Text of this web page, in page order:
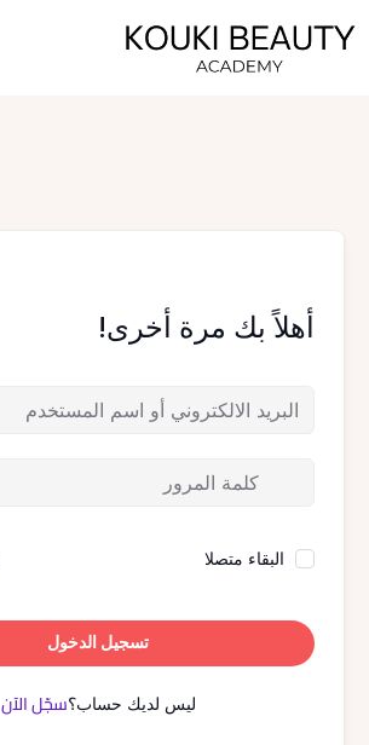
أهلاً بك مرة أخرى!
البقاء متصلا
تسجيل الدخول
ليس لديك حساب؟سجّل الآن